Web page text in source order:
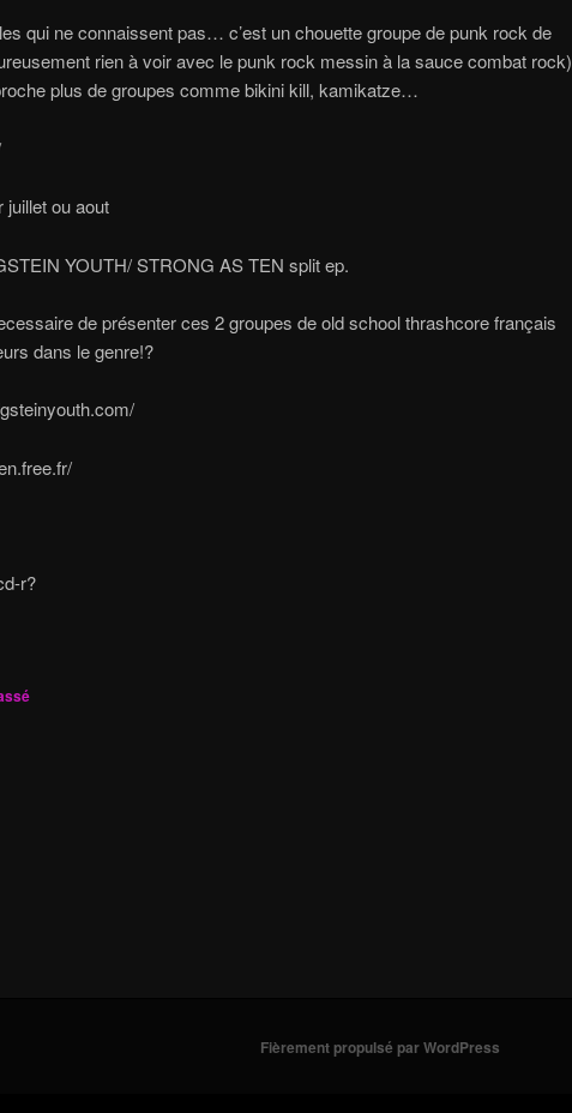
qui ne connaissent pas… c’est un chouette groupe de punk rock de
rien à voir avec le punk rock messin à la sauce combat rock)
plus de groupes comme bikini kill, kamikatze…
juillet ou aout
YOUTH/ STRONG AS TEN split ep.
de présenter ces 2 groupes de old school thrashcore français
dans le genre!?
r?
Fièrement propulsé par WordPress